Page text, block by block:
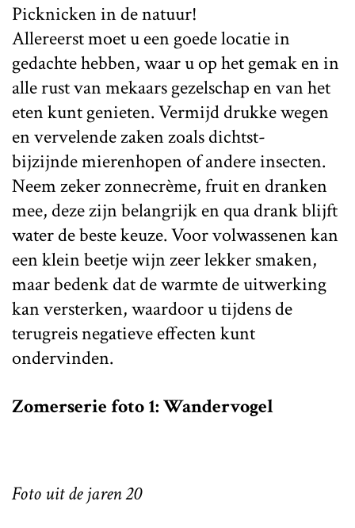
Picknicken in de natuur!
Allereerst moet u een goede locatie in
gedachte hebben, waar u op het gemak en in
alle rust van mekaars gezelschap en van het
eten kunt genieten. Vermijd drukke wegen
en vervelende zaken zoals dichtst-
bijzijnde mierenhopen of andere insecten.
Neem zeker zonnecrème, fruit en dranken
mee, deze zijn belangrijk en qua drank blijft
water de beste keuze. Voor volwassenen kan
een klein beetje wijn zeer lekker smaken,
maar bedenk dat de warmte de uitwerking
kan versterken, waardoor u tijdens de
terugreis negatieve effecten kunt
ondervinden.
Zomerserie foto 1: Wandervogel
Foto uit de jaren 20